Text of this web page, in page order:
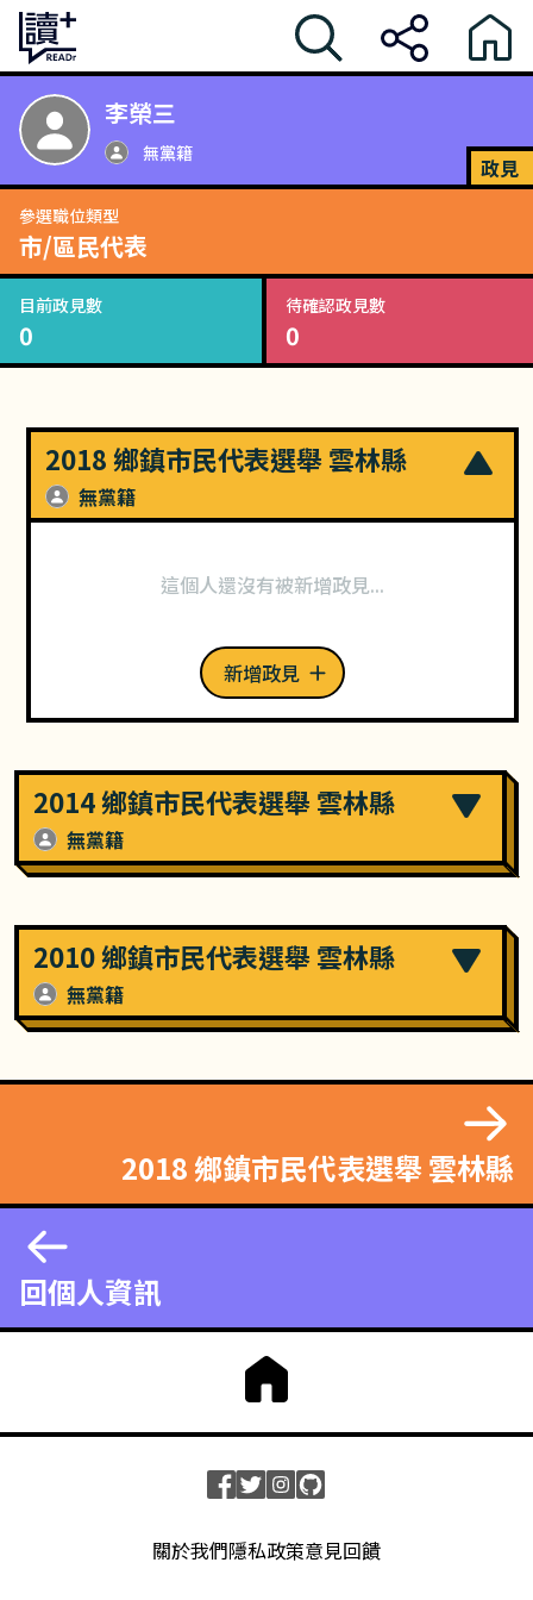
李榮三
無黨籍
政見
參選職位類型
市/區民代表
目前政見數
0
待確認政見數
0
2018 鄉鎮市民代表選舉 雲林縣
無黨籍
這個人還沒有被新增政見...
新增政見
2014 鄉鎮市民代表選舉 雲林縣
無黨籍
2010 鄉鎮市民代表選舉 雲林縣
無黨籍
回個人資訊
2018 鄉鎮市民代表選舉 雲林縣
關於我們隱私政策意見回饋